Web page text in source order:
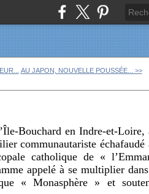
AU JAPON, NOUVELLE POUSSÉE... >>
Bouchard en Indre-et-
communautariste
catholique de «
appelé à se multiplier
« Monasphère » et